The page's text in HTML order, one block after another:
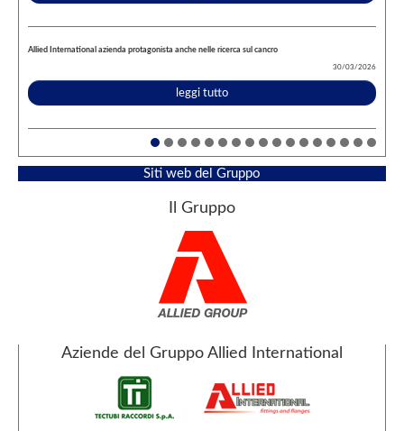
Allied International azienda protagonista anche nelle ricerca sul cancro
30/03/2026
leggi tutto
Siti web del Gruppo
Il Gruppo
Aziende del Gruppo Allied International